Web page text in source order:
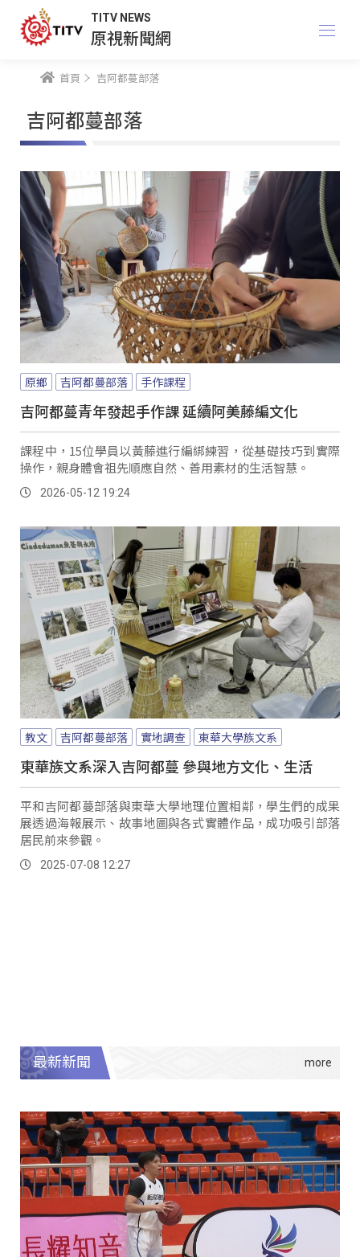
TITV NEWS
原視新聞網
首頁 吉阿都蔓部落
吉阿都蔓部落
原鄉 吉阿都蔓部落 手作課程
吉阿都蔓青年發起手作課 延續阿美藤編文化
課程中，15位學員以黃藤進行編綁練習，從基礎技巧到實際
操作，親身體會祖先順應自然、善用素材的生活智慧。
2026-05-12 19:24
教文 吉阿都蔓部落 實地調查 東華大學族文系
東華族文系深入吉阿都蔓 參與地方文化、生活
平和吉阿都蔓部落與東華大學地理位置相鄰，學生們的成果
展透過海報展示、故事地圖與各式實體作品，成功吸引部落
居民前來參觀。
2025-07-08 12:27
最新新聞